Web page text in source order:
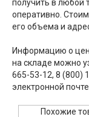
получить в любой
оперативно.
его объема и
Информацию о
на складе можно
665-53-12, 8 (800)
электронной
Похожие